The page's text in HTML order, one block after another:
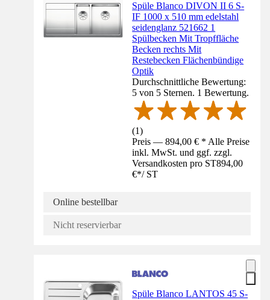
Spüle Blanco DIVON II 6 S-
IF 1000 x 510 mm edelstahl
seidenglanz 521662 1
Spülbecken Mit Tropffläche
Becken rechts Mit
Restebecken Flächenbündige
Optik
Durchschnittliche Bewertung:
5 von 5 Sternen. 1 Bewertung.
(1)
Preis — 894,00 € * Alle Preise
inkl. MwSt. und ggf. zzgl.
Versandkosten pro ST894,00
€*/ ST
Online bestellbar
Nicht reservierbar
Spüle Blanco LANTOS 45 S-